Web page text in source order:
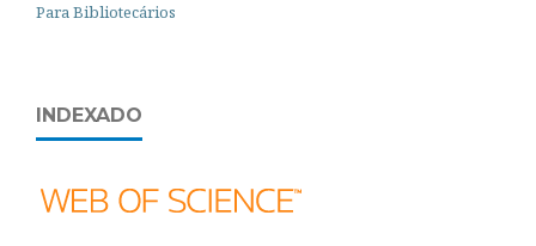
Para Bibliotecários
INDEXADO